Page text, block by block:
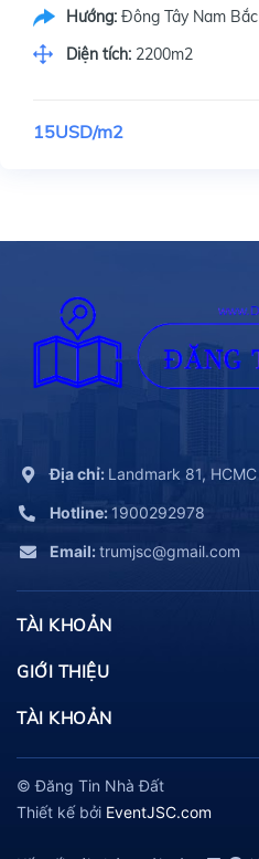
Hướng: Đông Tây Nam Bắc
Diện tích: 2200m2
15USD/m2
Địa chỉ: Landmark 81, HCMC
Hotline: 1900292978
Email: trumjsc@gmail.com
TÀI KHOẢN
GIỚI THIỆU
TÀI KHOẢN
© Đăng Tin Nhà Đất
Thiết kế bởi EventJSC.com